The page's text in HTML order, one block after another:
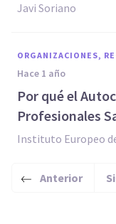
Javi Soriano
ORGANIZACIONES,
hace 1 año
Por qué el
Profesionales
Instituto Europeo
Anterior